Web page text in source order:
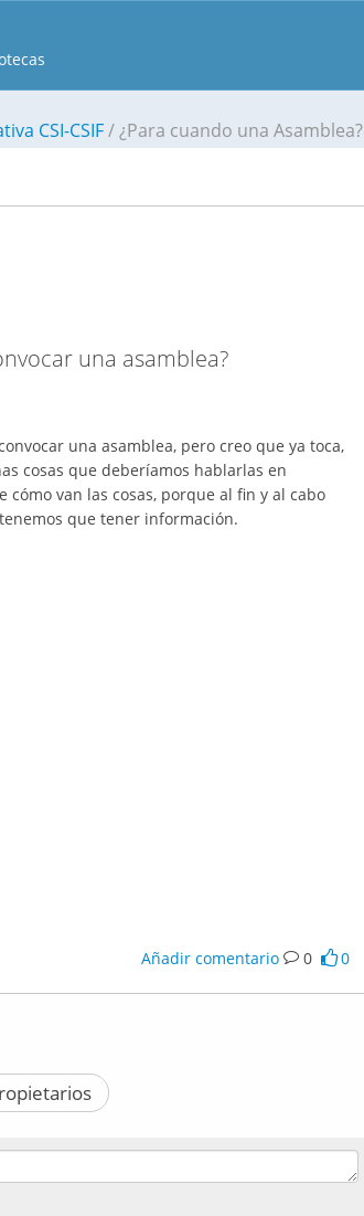
CSI-CSIF ¿Para cuando una Asamblea?
una asamblea?
una asamblea, pero creo que ya toca,
cosas que deberíamos hablarlas en
van las cosas, porque al fin y al cabo
que tener información.
Añadir comentario 0 0